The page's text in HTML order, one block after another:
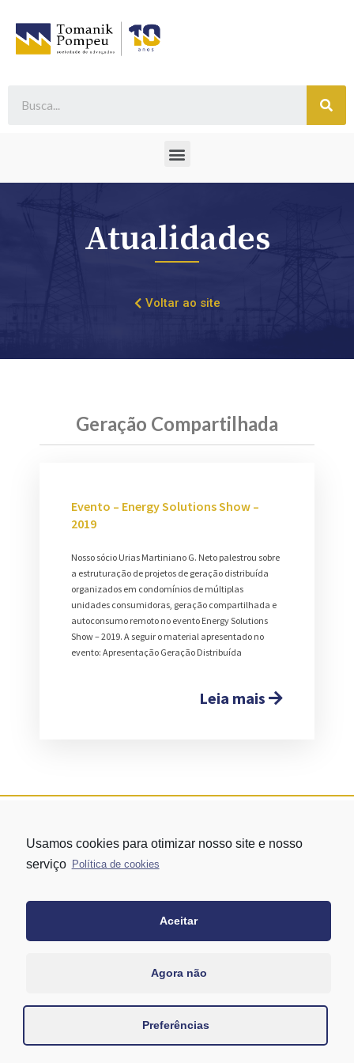
Atualidades
Voltar ao site
Geração Compartilhada
Evento – Energy Solutions Show –
2019
Nosso sócio Urias Martiniano G. Neto palestrou sobre
a estruturação de projetos de geração distribuída
organizados em condomínios de múltiplas
unidades consumidoras, geração compartilhada e
autoconsumo remoto no evento Energy Solutions
Show – 2019. A seguir o material apresentado no
evento: Apresentação Geração Distribuída
Leia mais
andar – conj. 1305 – Vila Mariana - São Paulo/SP
Usamos cookies para otimizar nosso site e nosso
serviço Política de cookies
Aceitar
Agora não
Preferências